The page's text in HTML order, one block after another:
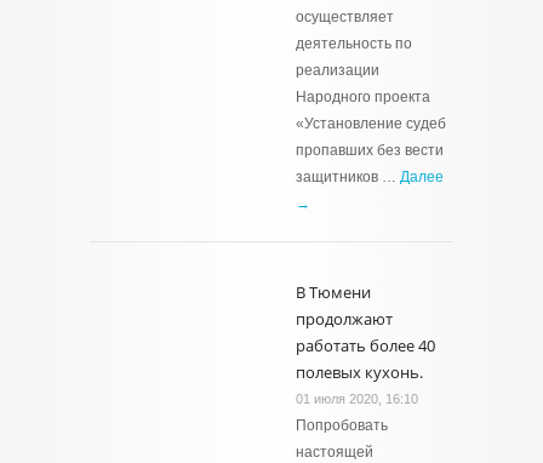
осуществляет
деятельность по
реализации
Народного проекта
«Установление судеб
пропавших без вести
защитников … Далее
→
В Тюмени
продолжают
работать более 40
полевых кухонь.
01 июля 2020, 16:10
Попробовать
настоящей